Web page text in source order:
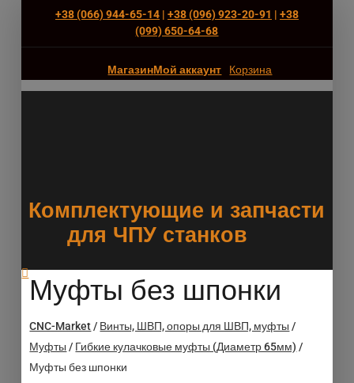
+38 (066) 944-65-14| +38 (096) 923-20-91 | +38
(‎099) 650-64-68
МагазинМой аккаунт Корзина
Комплектующие и запчасти
для ЧПУ станков
Муфты без шпонки
CNC-Market/ Винты, ШВП, опоры для ШВП, муфты /
Муфты / Гибкие кулачковые муфты (Диаметр 65мм) /
Муфты без шпонки